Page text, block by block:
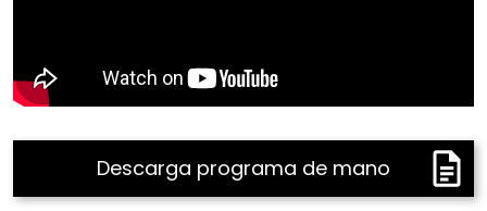
la Jazz at Lincoln Center Orchestra como en
pequeños ensambles del trompetista. Además, ha
trabajado con artistas de renombre como George
Benson, Harry Connick Jr. y Marcus Roberts.
Descarga programa de mano